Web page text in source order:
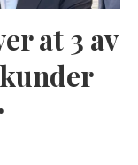
at 3 av